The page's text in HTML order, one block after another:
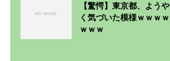
【驚愕】東京都、ようや
く気づいた模様ｗｗｗｗ
ｗｗｗ